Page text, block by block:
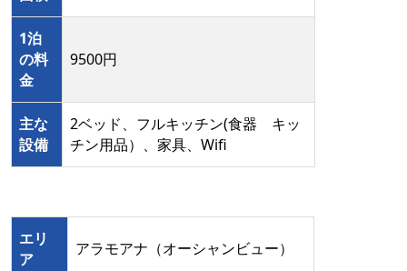
1泊
の料
金
9500円
主な
設備
2ベッド、フルキッチン(食器 キッ
チン用品）、家具、Wifi
エリ
ア
アラモアナ（オーシャンビュー）